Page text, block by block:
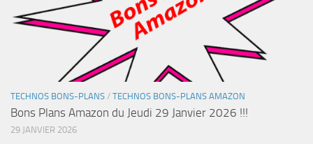
TECHNOS BONS-PLANS / TECHNOS BONS-PLANS AMAZON
Bons Plans Amazon du Jeudi 29 Janvier 2026 !!!
29 JANVIER 2026